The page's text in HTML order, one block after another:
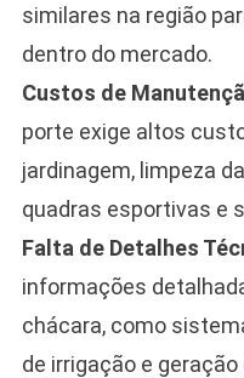
similares na região
dentro do mercado.
Custos de
porte exige altos
jardinagem, limpeza
quadras esportivas e
Falta de Detalhes
informações
chácara, como
de irrigação e geração